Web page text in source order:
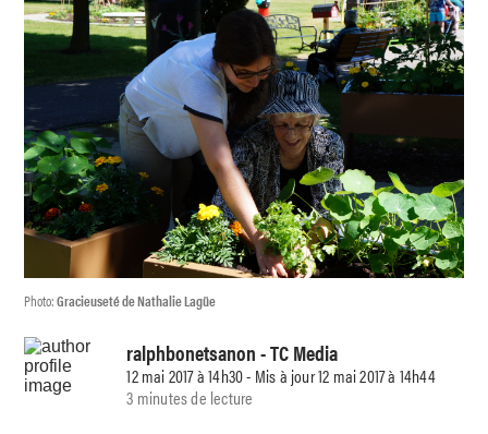
Photo:Gracieuseté de Nathalie Lagüe
ralphbonetsanon- TC Media
12 mai 2017 à 14h30 - Mis à jour 12 mai 2017 à 14h44
3 minutes de lecture